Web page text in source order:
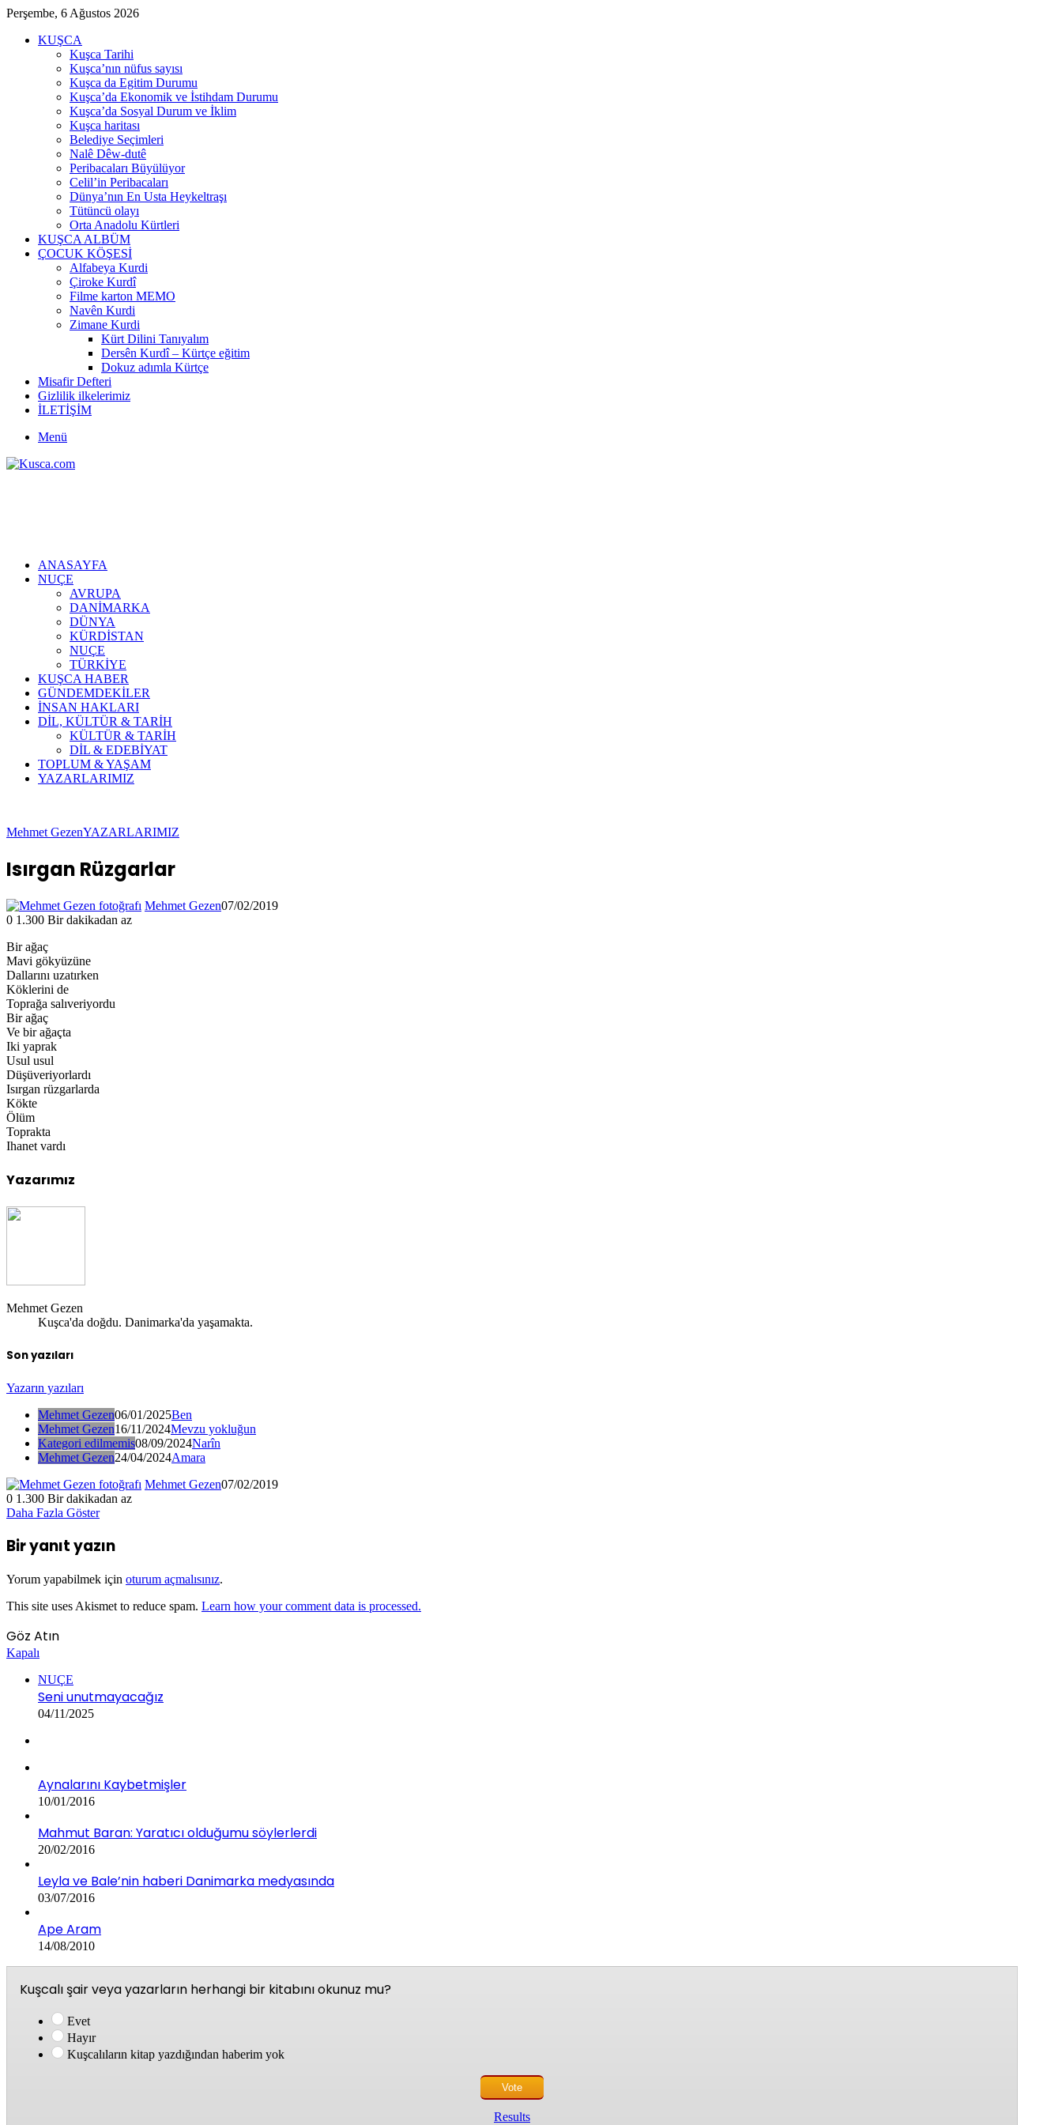
Perşembe, 6 Ağustos 2026
KUŞCA
Kuşca Tarihi
Kuşca’nın nüfus sayısı
Kuşca da Egitim Durumu
Kuşca’da Ekonomik ve İstihdam Durumu
Kuşca’da Sosyal Durum ve İklim
Kuşca haritası
Belediye Seçimleri
Nalê Dêw-dutê
Peribacaları Büyülüyor
Celil’in Peribacaları
Dünya’nın En Usta Heykeltraşı
Tütüncü olayı
Orta Anadolu Kürtleri
KUŞCA ALBÜM
ÇOCUK KÖŞESİ
Alfabeya Kurdi
Çiroke Kurdî
Filme karton MEMO
Navên Kurdi
Zimane Kurdi
Kürt Dilini Tanıyalım
Dersên Kurdî – Kürtçe eğitim
Dokuz adımla Kürtçe
Misafir Defteri
Gizlilik ilkelerimiz
İLETİŞİM
Menü
ANASAYFA
NUÇE
AVRUPA
DANİMARKA
DÜNYA
KÜRDİSTAN
NUÇE
TÜRKİYE
KUŞCA HABER
GÜNDEMDEKİLER
İNSAN HAKLARI
DİL, KÜLTÜR & TARİH
KÜLTÜR & TARİH
DİL & EDEBİYAT
TOPLUM & YAŞAM
YAZARLARIMIZ
Mehmet GezenYAZARLARIMIZ
Isırgan Rüzgarlar
Mehmet Gezen07/02/2019
0 1.300 Bir dakikadan az
Bir ağaç
Mavi gökyüzüne
Dallarını uzatırken
Köklerini de
Toprağa salıveriyordu
Bir ağaç
Ve bir ağaçta
Iki yaprak
Usul usul
Düşüveriyorlardı
Isırgan rüzgarlarda
Kökte
Ölüm
Toprakta
Ihanet vardı
Yazarımız
Mehmet Gezen
Kuşca'da doğdu. Danimarka'da yaşamakta.
Son yazıları
Yazarın yazıları
Mehmet Gezen06/01/2025Ben
Mehmet Gezen16/11/2024Mevzu yokluğun
Kategori edilmemis08/09/2024Narîn
Mehmet Gezen24/04/2024Amara
Mehmet Gezen07/02/2019
0 1.300 Bir dakikadan az
Daha Fazla Göster
Bir yanıt yazın
Yorum yapabilmek için oturum açmalısınız.
This site uses Akismet to reduce spam. Learn how your comment data is processed.
Göz Atın
Kapalı
NUÇE
Seni unutmayacağız
04/11/2025
Aynalarını Kaybetmişler
10/01/2016
Mahmut Baran: Yaratıcı olduğumu söylerlerdi
20/02/2016
Leyla ve Bale’nin haberi Danimarka medyasında
03/07/2016
Ape Aram
14/08/2010
Kuşcalı şair veya yazarların herhangi bir kitabını okunuz mu?
Evet
Hayır
Kuşcalıların kitap yazdığından haberim yok
Results